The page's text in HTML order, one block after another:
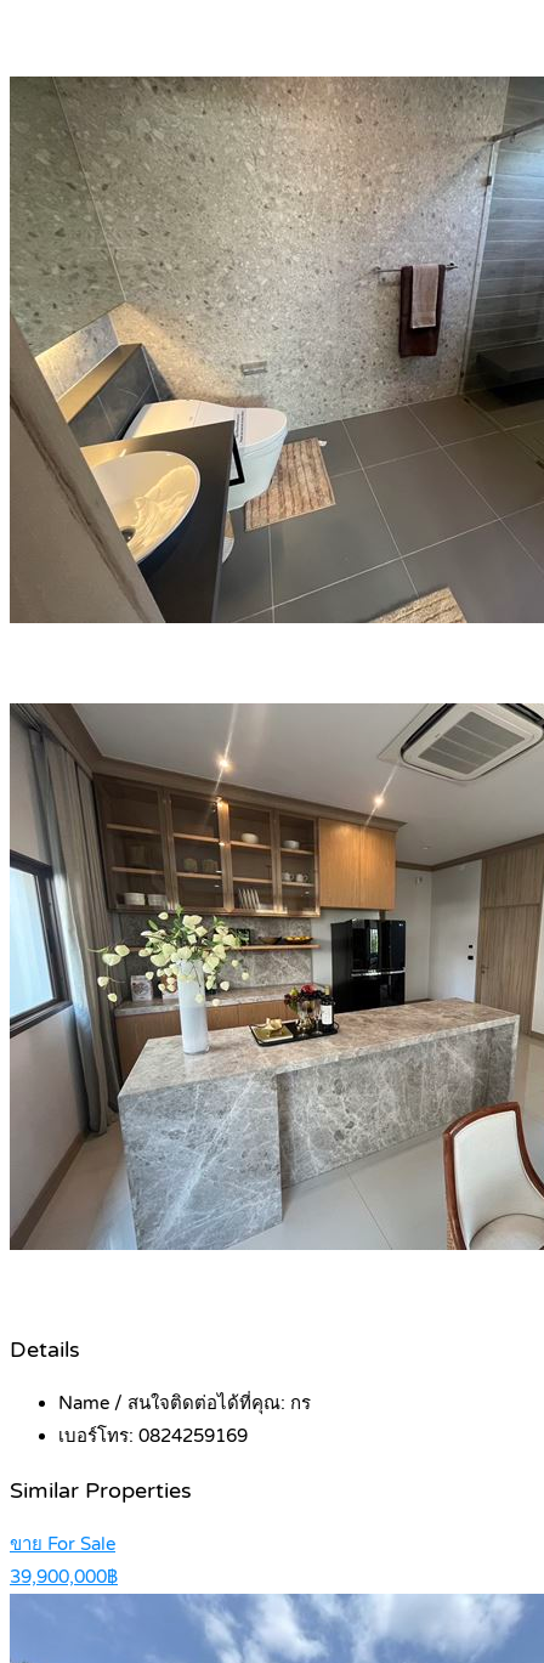
Details
Name / สนใจติดต่อได้ที่คุณ: กร
เบอร์โทร: 0824259169
Similar Properties
ขาย For Sale
39,900,000฿